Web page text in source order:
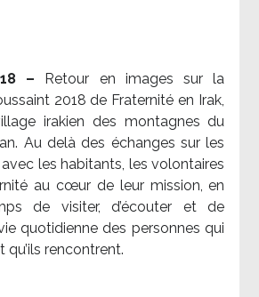
–
Retour en images sur la
2018 de Fraternité en Irak,
irakien des montagnes du
Au delà des échanges sur les
les habitants, les volontaires
au cœur de leur mission, en
de visiter, d’écouter et de
quotidienne des personnes qui
rencontrent.